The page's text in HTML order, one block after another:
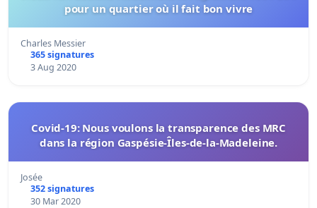
pour un quartier où il fait bon vivre
Charles Messier
365 signatures
3 Aug 2020
Covid-19: Nous voulons la transparence des MRC
dans la région Gaspésie-Îles-de-la-Madeleine.
Josée
352 signatures
30 Mar 2020